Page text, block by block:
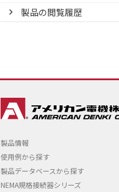
製品の閲覧履歴
製品情報
使用例から探す
製品データベースから探す
NEMA規格接続器シリーズ